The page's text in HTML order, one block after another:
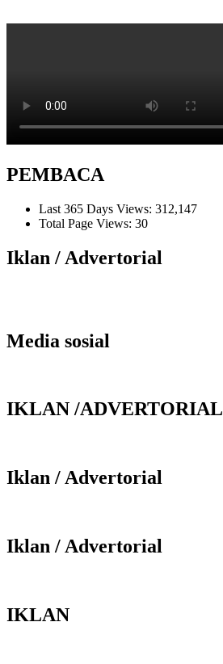
PEMBACA
Last 365 Days Views: 312,147
Total Page Views: 30
Iklan / Advertorial
Media sosial
IKLAN /ADVERTORIAL
Iklan / Advertorial
Iklan / Advertorial
IKLAN